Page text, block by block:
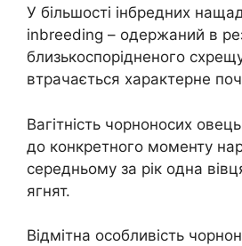
У більшості інбредних
inbreeding – одержаний в
близькоспорідненого
втрачається характерне
Вагітність чорноносих
до конкретного моменту
середньому за рік одна
ягнят.
Відмітна особливість